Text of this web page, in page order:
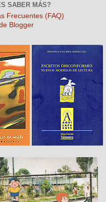
SABER MÁS?
Frecuentes (FAQ)
Blogger